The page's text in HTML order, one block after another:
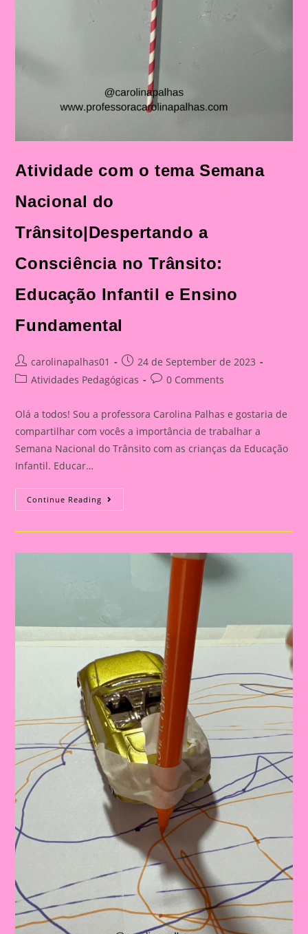
Atividade com o tema Semana
Nacional do
Trânsito|Despertando a
Consciência no Trânsito:
Educação Infantil e Ensino
Fundamental
Post
author:
carolinapalhas01
Post
published:
24 de September de 2023
PostAtividades Pedagógicas
Post0 Comments
Olá a todos! Sou a professora Carolina Palhas e gostaria de
compartilhar com vocês a importância de trabalhar a
Semana Nacional do Trânsito com as crianças da Educação
Infantil. Educar…
Continue Reading Atividade
Com
Do
Trânsito|Despertando
Educação
Infantil
Ensino
Fundamental